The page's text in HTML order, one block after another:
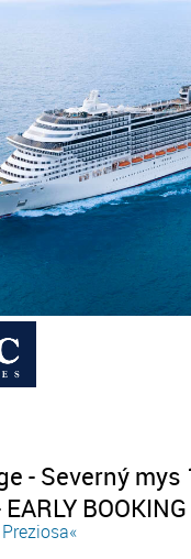
- Severný
BOOKING